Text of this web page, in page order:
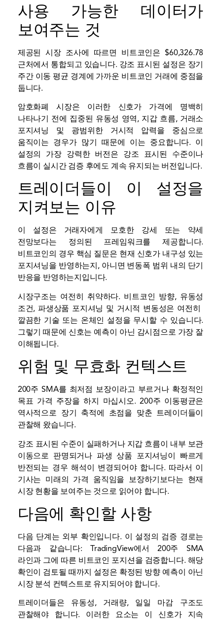
사용 가능한 데이터가
보여주는 것
제공된 시장 조사에 따르면 비트코인은 $60,326.78
근처에서 통합되고 있습니다. 강조 표시된 설정은 장기
주간 이동 평균 경계에 가까운 비트코인 ​​거래에 중점을
둡니다.
암호화폐 시장은 이러한 신호가 가격에 명백히
나타나기 전에 집중된 유동성 영역, 지갑 흐름, 거래소
포지셔닝 및 광범위한 거시적 압력을 중심으로
움직이는 경우가 많기 때문에 이는 중요합니다. 이
설정의 가장 강력한 버전은 강조 표시된 수준이나
흐름이 실시간 검증 후에도 계속 유지되는 버전입니다.
트레이더들이 이 설정을
지켜보는 이유
이 설정은 거래자에게 모호한 강세 또는 약세
전망보다는 정의된 프레임워크를 제공합니다.
비트코인의 경우 핵심 질문은 현재 신호가 내구성 있는
포지셔닝을 반영하는지, 아니면 변동폭 범위 내의 단기
반응을 반영하는지입니다.
시장구조는 여전히 취약하다. 비트코인 방향, 유동성
조건, 파생상품 포지셔닝 및 거시적 변동성은 여전히 ​​
깔끔한 기술 또는 온체인 설정을 무시할 수 있습니다.
그렇기 때문에 신호는 예측이 아닌 감시점으로 가장 잘
이해됩니다.
위험 및 무효화 컨텍스트
200주 SMA를 최저점 보장이라고 부르거나 확정적인
목표 가격 주장을 하지 마십시오. 200주 이동평균은
역사적으로 장기 축적에 초점을 맞춘 트레이더들이
관찰해 왔습니다.
강조 표시된 수준이 실패하거나 지갑 흐름이 내부 보관
이동으로 판명되거나 파생 상품 포지셔닝이 빠르게
반전되는 경우 해석이 변경되어야 합니다. 따라서 이
기사는 미래의 가격 움직임을 보장하기보다는 현재
시장 현황을 보여주는 것으로 읽어야 합니다.
다음에 확인할 사항
다음 단계는 외부 확인입니다. 이 설정의 검증 경로는
다음과 같습니다: TradingView에서 200주 SMA
라인과 그에 따른 비트코인 ​​포지션을 검증합니다. 해당
확인이 검토될 때까지 설정은 확정된 방향 예측이 아닌
시장 분석 컨텍스트로 유지되어야 합니다.
트레이더들은 유동성, 거래량, 일일 마감 구조도
관찰해야 합니다. 이러한 요소는 이 신호가 지속